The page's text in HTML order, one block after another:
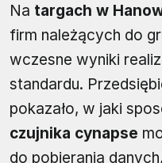
Na targach w
firm należących do
wczesne wyniki
standardu.
pokazało, w jaki
czujnika cynapse
do pobierania